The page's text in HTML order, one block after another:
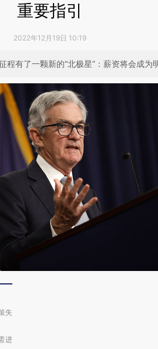
重要指引
2022年12月19日 10:19
程有了一颗新的“北极星”：薪资将会成为
失
进